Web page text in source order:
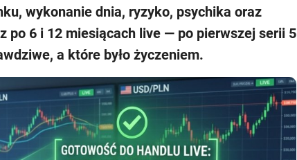
wykonanie dnia, ryzyko, psychika oraz
po 6 i 12 miesiącach live — po pierwszej serii 5
a które było życzeniem.